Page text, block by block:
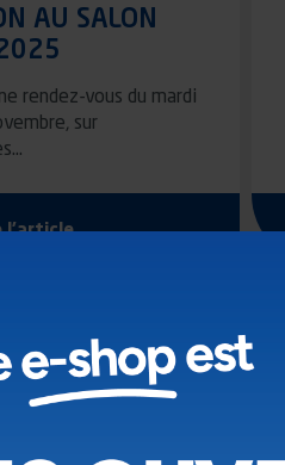
AU SALON
rendez-vous du mardi
sur
l'article